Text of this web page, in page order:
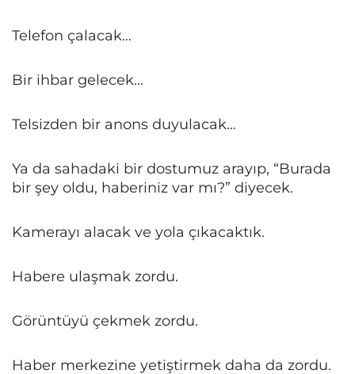
Telefon çalacak…
Bir ihbar gelecek…
Telsizden bir anons duyulacak…
Ya da sahadaki bir dostumuz arayıp, “Burada
bir şey oldu, haberiniz var mı?” diyecek.
Kamerayı alacak ve yola çıkacaktık.
Habere ulaşmak zordu.
Görüntüyü çekmek zordu.
Haber merkezine yetiştirmek daha da zordu.